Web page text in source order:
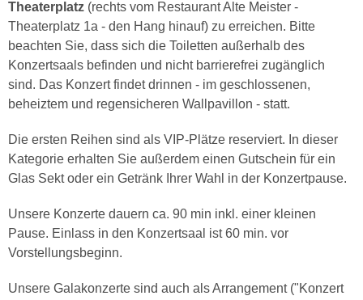
Theaterplatz (rechts vom Restaurant Alte Meister -
Theaterplatz 1a - den Hang hinauf) zu erreichen. Bitte
beachten Sie, dass sich die Toiletten außerhalb des
Konzertsaals befinden und nicht barrierefrei zugänglich
sind. Das Konzert findet drinnen - im geschlossenen,
beheiztem und regensicheren Wallpavillon - statt.
Die ersten Reihen sind als VIP-Plätze reserviert. In dieser
Kategorie erhalten Sie außerdem einen Gutschein für ein
Glas Sekt oder ein Getränk Ihrer Wahl in der Konzertpause.
Unsere Konzerte dauern ca. 90 min inkl. einer kleinen
Pause. Einlass in den Konzertsaal ist 60 min. vor
Vorstellungsbeginn.
Unsere Galakonzerte sind auch als Arrangement ("Konzert